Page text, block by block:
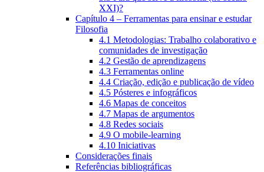
XXI)?
Capítulo 4 – Ferramentas para ensinar e estudar
Filosofia
4.1 Metodologias: Trabalho colaborativo e
comunidades de investigação
4.2 Gestão de aprendizagens
4.3 Ferramentas online
4.4 Criação, edição e publicação de vídeo
4.5 Pósteres e infográficos
4.6 Mapas de conceitos
4.7 Mapas de argumentos
4.8 Redes sociais
4.9 O mobile-learning
4.10 Iniciativas
Considerações finais
Referências bibliográficas